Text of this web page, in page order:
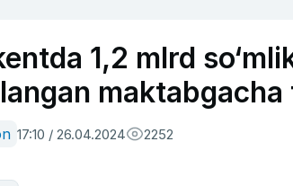
1,2 mlrd
maktabgacha
17:10 / 26.04.2024 2252